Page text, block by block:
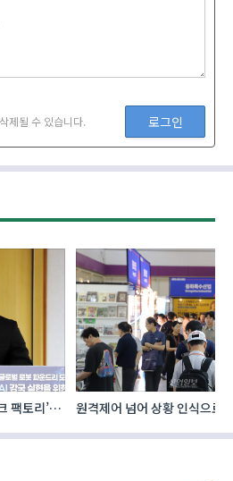
제될 수 있습니다. 로그인
팩토리’로
원격제어 넘어 상황 인식으로,